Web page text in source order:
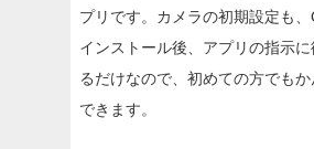
プリです。カメラの初期設定も
インストール後、アプリの指示
るだけなので、初めての方でも
できます。